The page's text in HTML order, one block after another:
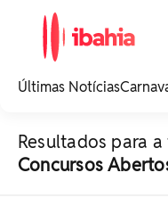
noticias e
Últimas Notícias
Resultados para
Concursos